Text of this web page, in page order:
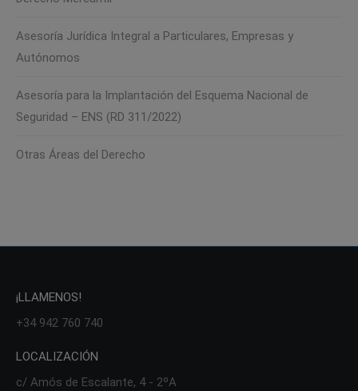
Asesoría Jurídica Integral a Particulares, Empresas y
Autónomos
Asesoría para la Implantación del Esquema Nacional de
Seguridad – ENS (RD 311/2022)
Otras Áreas del Derecho
¡LLAMENOS!
+34 942 760 740
LOCALIZACIÓN
c/ Amós de Escalante, 4 - 2ºA